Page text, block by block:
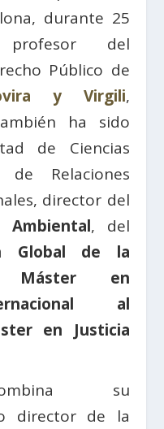
durante 25
del
Público de
y Virgili,
ha sido
de Ciencias
de Relaciones
director del
, del
Global de la
Máster en
al
en Justicia
su
director de la